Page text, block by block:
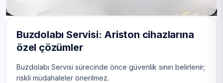
Buzdolabı Servisi: Ariston cihazlarına
özel çözümler
Buzdolabı Servisi sürecinde önce güvenlik sınırı belirlenir;
riskli müdahaleler önerilmez.